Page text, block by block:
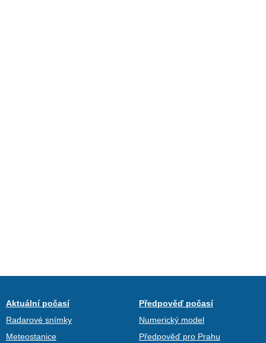
Aktuální počasí
Radarové snímky
Meteostanice
Předpověď počasí
Numerický model
Předpověď pro Prahu